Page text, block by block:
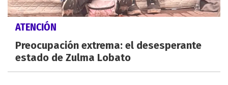
ATENCIÓN
Preocupación extrema: el desesperante
estado de Zulma Lobato